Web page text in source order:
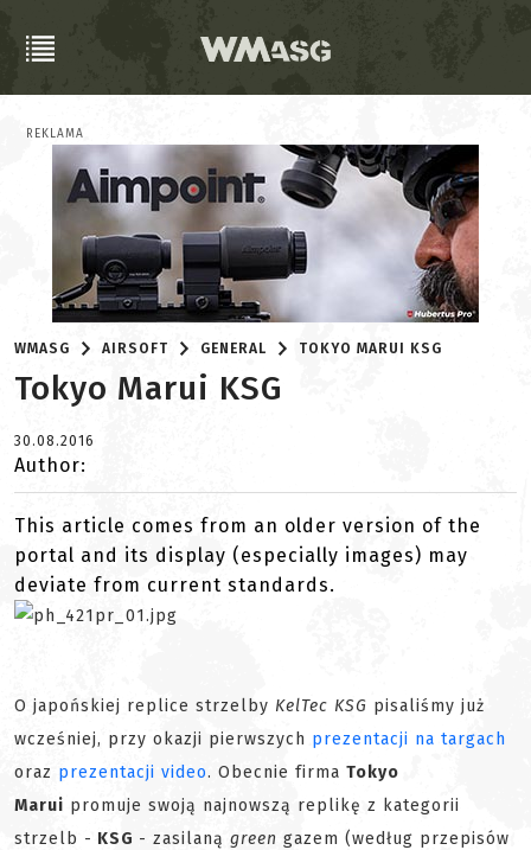
REKLAMA
WMASG AIRSOFT GENERAL TOKYO MARUI KSG
Tokyo Marui KSG
30.08.2016
Author:
This article comes from an older version of the
portal and its display (especially images) may
deviate from current standards.
O japońskiej replice strzelby KelTec KSG pisaliśmy już
wcześniej, przy okazji pierwszych prezentacji na targach
oraz prezentacji video. Obecnie firma Tokyo
Marui promuje swoją najnowszą replikę z kategorii
strzelb - KSG - zasilaną green gazem (według przepisów